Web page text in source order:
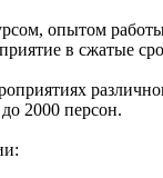
опытом
в сжатые
2000 персон.